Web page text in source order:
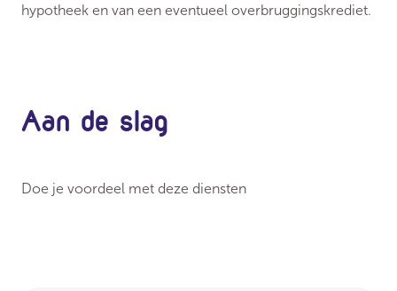
hypotheek en van een eventueel overbruggingskrediet.
Aan de slag
Doe je voordeel met deze diensten